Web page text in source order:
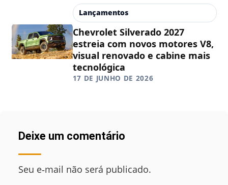
Lançamentos
Chevrolet Silverado 2027
estreia com novos motores V8,
visual renovado e cabine mais
tecnológica
17 DE JUNHO DE 2026
Deixe um comentário
Seu e‑mail não será publicado.